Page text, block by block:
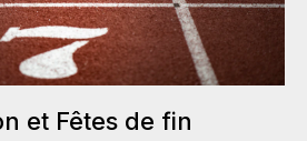
et Fêtes de fin